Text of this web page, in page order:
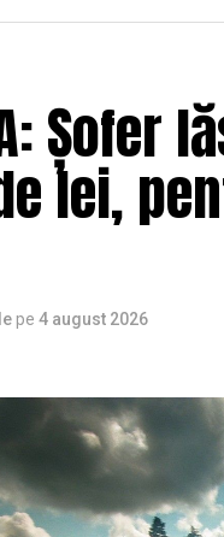
lei,
pe 4 august 2026